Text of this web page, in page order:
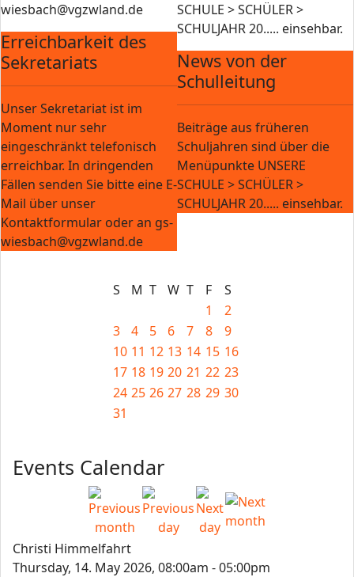
wiesbach@vgzwland.de
Erreichbarkeit des
Sekretariats
Unser Sekretariat ist im
Moment nur sehr
eingeschränkt telefonisch
erreichbar. In dringenden
Fällen senden Sie bitte eine E-
Mail über unser
Kontaktformular oder an gs-
wiesbach@vgzwland.de
SCHULE > SCHÜLER >
SCHULJAHR 20..... einsehbar.
News von der
Schulleitung
Beiträge aus früheren
Schuljahren sind über die
Menüpunkte UNSERE
SCHULE > SCHÜLER >
SCHULJAHR 20..... einsehbar.
S M T W T F
S
1
2
3
4 5 6 7 8
9
10 11 12 13 14 15 16
17 18 19 20 21 22 23
24 25 26 27 28 29 30
31
Events Calendar
Christi Himmelfahrt
Thursday, 14. May 2026, 08:00am - 05:00pm